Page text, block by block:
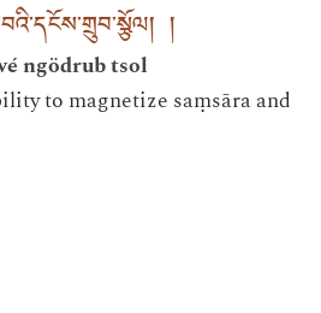
།
ngödrub tsol
to magnetize saṃsāra and